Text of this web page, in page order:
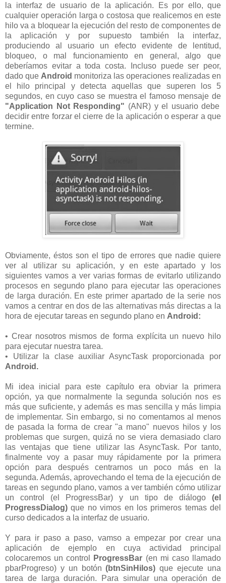
la interfaz de usuario de la aplicación. Es por ello, que
cualquier operación larga o costosa que realicemos en este
hilo va a bloquear la ejecución del resto de componentes de
la aplicación y por supuesto también la interfaz,
produciendo al usuario un efecto evidente de lentitud,
bloqueo, o mal funcionamiento en general, algo que
deberíamos evitar a toda costa. Incluso puede ser peor,
dado que Android monitoriza las operaciones realizadas en
el hilo principal y detecta aquellas que superen los 5
segundos, en cuyo caso se muestra el famoso mensaje de
"Application Not Responding" (ANR) y el usuario debe
decidir entre forzar el cierre de la aplicación o esperar a que
termine.
Obviamente, éstos son el tipo de errores que nadie quiere
ver al utilizar su aplicación, y en este apartado y los
siguientes vamos a ver varias formas de evitarlo utilizando
procesos en segundo plano para ejecutar las operaciones
de larga duración. En este primer apartado de la serie nos
vamos a centrar en dos de las alternativas más directas a la
hora de ejecutar tareas en segundo plano en Android:
• Crear nosotros mismos de forma explícita un nuevo hilo
para ejecutar nuestra tarea.
• Utilizar la clase auxiliar AsyncTask proporcionada por
Android.
Mi idea inicial para este capítulo era obviar la primera
opción, ya que normalmente la segunda solución nos es
más que suficiente, y además es mas sencilla y más limpia
de implementar. Sin embargo, si no comentamos al menos
de pasada la forma de crear "a mano" nuevos hilos y los
problemas que surgen, quizá no se viera demasiado claro
las ventajas que tiene utilizar las AsyncTask. Por tanto,
finalmente voy a pasar muy rápidamente por la primera
opción para después centrarnos un poco más en la
segunda. Además, aprovechando el tema de la ejecución de
tareas en segundo plano, vamos a ver también cómo utilizar
un control (el ProgressBar) y un tipo de diálogo (el
ProgressDialog) que no vimos en los primeros temas del
curso dedicados a la interfaz de usuario.
Y para ir paso a paso, vamso a empezar por crear una
aplicación de ejemplo en cuya actividad principal
colocaremos un control
ProgressBar (en mi caso llamado
pbarProgreso) y un botón(btnSinHilos) que ejecute una
tarea de larga duración. Para simular una operación de